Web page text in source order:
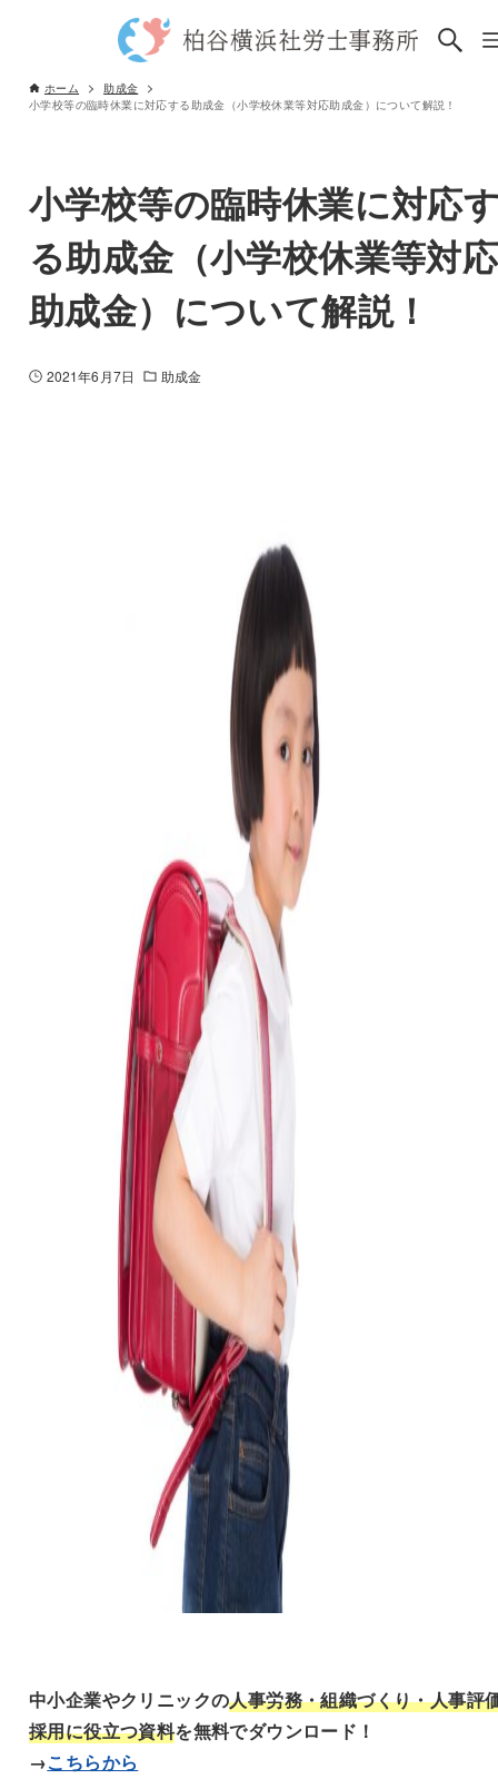
ホーム
助成金
小学校等の臨時休業に対応する助成金（小学校休業等対応助成金）について解説！
小学校等の臨時休業に対応
る助成金（小学校休業等対応
助成金）について解説！
2021年6月7日 助成金
中小企業やクリニックの人事労務・組織づくり・人事評
採用に役立つ資料を無料でダウンロード！
→こちらから